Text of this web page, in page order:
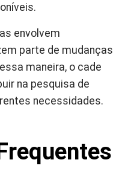
envolvem
parte de mudanças
maneira, o cade
na pesquisa de
necessidades.